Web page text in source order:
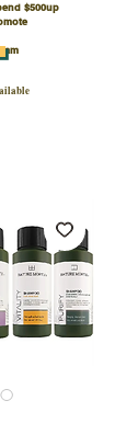
$500up